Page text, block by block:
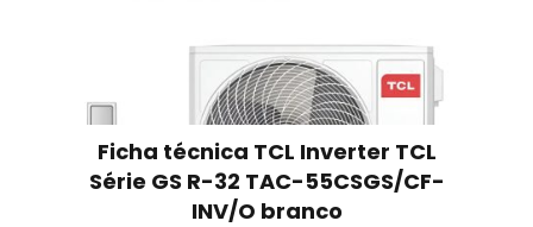
Ficha técnica TCL Inverter TCL
Série GS R-32 TAC-55CSGS/CF-
INV/O branco